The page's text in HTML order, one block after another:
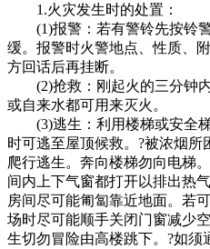
1.火灾发生时的处置：
(1)报警：若有警铃先按铃警
缓。报警时火警地点、性质、
方回话后再挂断。
(2)抢救：刚起火的三分钟内
或自来水都可用来灭火。
(3)逃生：利用楼梯或安全梯
时可逃至屋顶候救。?被浓烟
爬行逃生。奔向楼梯勿向电梯
间内上下气窗都打开以排出热
房间尽可能匍匐靠近地面。若
场时尽可能顺手关闭门窗减少
生切勿冒险由高楼跳下。?如须